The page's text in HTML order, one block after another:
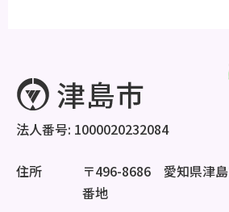
法人番号: 1000020232084
住所
〒496-8686 愛知県津
番地